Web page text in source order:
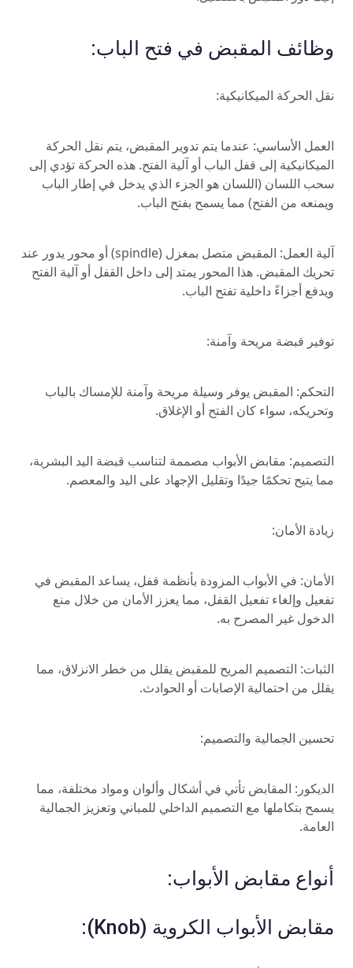
وظائف المقبض في فتح الباب:
نقل الحركة الميكانيكية:
العمل الأساسي: عندما يتم تدوير المقبض، يتم نقل الحركة
الميكانيكية إلى قفل الباب أو آلية الفتح. هذه الحركة تؤدي إلى
سحب اللسان (اللسان هو الجزء الذي يدخل في إطار الباب
ويمنعه من الفتح) مما يسمح بفتح الباب.
آلية العمل: المقبض متصل بمغزل (spindle) أو محور يدور عند
تحريك المقبض. هذا المحور يمتد إلى داخل القفل أو آلية الفتح
ويدفع أجزاءً داخلية تفتح الباب.
توفير قبضة مريحة وآمنة:
التحكم: المقبض يوفر وسيلة مريحة وآمنة للإمساك بالباب
وتحريكه، سواء كان الفتح أو الإغلاق.
التصميم: مقابض الأبواب مصممة لتناسب قبضة اليد البشرية،
مما يتيح تحكمًا جيدًا وتقليل الإجهاد على اليد والمعصم.
زيادة الأمان:
الأمان: في الأبواب المزودة بأنظمة قفل، يساعد المقبض في
تفعيل وإلغاء تفعيل القفل، مما يعزز الأمان من خلال منع
الدخول غير المصرح به.
الثبات: التصميم المريح للمقبض يقلل من خطر الانزلاق، مما
يقلل من احتمالية الإصابات أو الحوادث.
تحسين الجمالية والتصميم:
الديكور: المقابض تأتي في أشكال وألوان ومواد مختلفة، مما
يسمح بتكاملها مع التصميم الداخلي للمباني وتعزيز الجمالية
العامة.
أنواع مقابض الأبواب:
مقابض الأبواب الكروية (Knob):